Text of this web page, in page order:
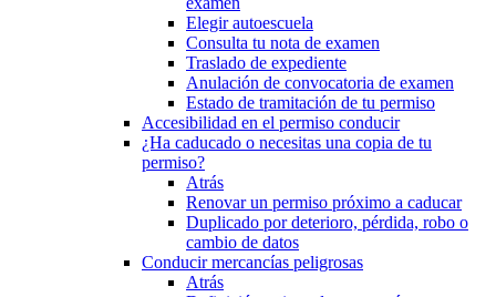
Elegir autoescuela
Consulta tu nota de examen
Traslado de expediente
Anulación de convocatoria de examen
Estado de tramitación de tu permiso
Accesibilidad en el permiso conducir
¿Ha caducado o necesitas una copia de tu
permiso?
Atrás
Renovar un permiso próximo a caducar
Duplicado por deterioro, pérdida, robo o
cambio de datos
Conducir mercancías peligrosas
Atrás